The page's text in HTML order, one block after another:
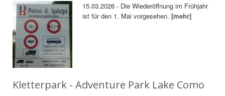
15.03.2026 - Die Wiederöffnung im Frühjahr
ist für den 1. Mai vorgesehen.[mehr]
Kletterpark - Adventure Park Lake Como